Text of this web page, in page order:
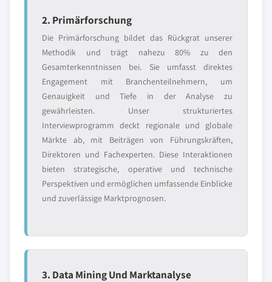
2. Primärforschung
Die Primärforschung bildet das Rückgrat unserer
Methodik und trägt nahezu 80% zu den
Gesamterkenntnissen bei. Sie umfasst direktes
Engagement mit Branchenteilnehmern, um
Genauigkeit und Tiefe in der Analyse zu
gewährleisten. Unser strukturiertes
Interviewprogramm deckt regionale und globale
Märkte ab, mit Beiträgen von Führungskräften,
Direktoren und Fachexperten. Diese Interaktionen
bieten strategische, operative und technische
Perspektiven und ermöglichen umfassende Einblicke
und zuverlässige Marktprognosen.
3. Data Mining Und Marktanalyse